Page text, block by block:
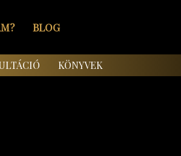
BLOG
KÖNYVEK